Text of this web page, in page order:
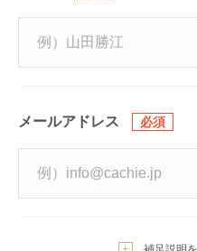
メールアドレス